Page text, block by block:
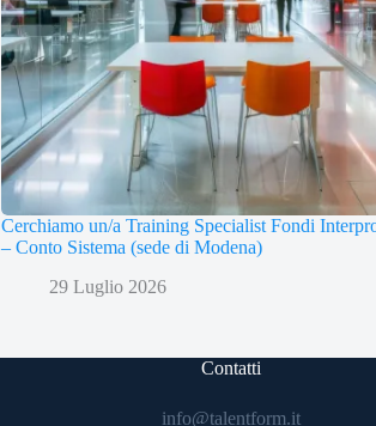
Cerchiamo un/a Training Specialist Fondi
– Conto Sistema (sede di Modena)
29 Luglio 2026
Contatti
info@talentform.it